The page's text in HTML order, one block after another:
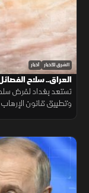
الشرق للأخبار أخبار
العراق.. سلاح
وتطبيق قانون